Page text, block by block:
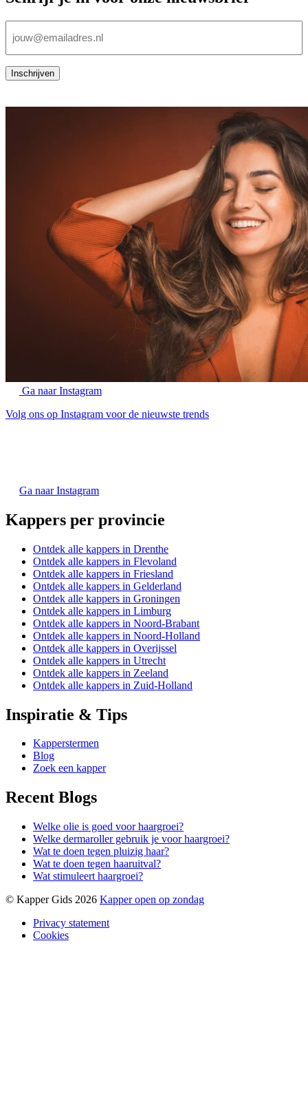
mailadres
Inschrijven
Ga naar Instagram
Volg ons op Instagram voor de nieuwste trends
Ga naar Instagram
Kappers per provincie
Ontdek alle kappers in Drenthe
Ontdek alle kappers in Flevoland
Ontdek alle kappers in Friesland
Ontdek alle kappers in Gelderland
Ontdek alle kappers in Groningen
Ontdek alle kappers in Limburg
Ontdek alle kappers in Noord-Brabant
Ontdek alle kappers in Noord-Holland
Ontdek alle kappers in Overijssel
Ontdek alle kappers in Utrecht
Ontdek alle kappers in Zeeland
Ontdek alle kappers in Zuid-Holland
Inspiratie & Tips
Kapperstermen
Blog
Zoek een kapper
Recent Blogs
Welke olie is goed voor haargroei?
Welke dermaroller gebruik je voor haargroei?
Wat te doen tegen pluizig haar?
Wat te doen tegen haaruitval?
Wat stimuleert haargroei?
© Kapper Gids 2026 Kapper open op zondag
Privacy statement
Cookies